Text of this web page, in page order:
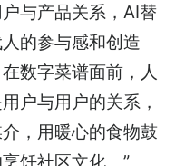
与产品关系，AI替
的参与感和创造
数字菜谱面前，人
户与用户的关系，
，用暖心的食物鼓
饪社区文化。”